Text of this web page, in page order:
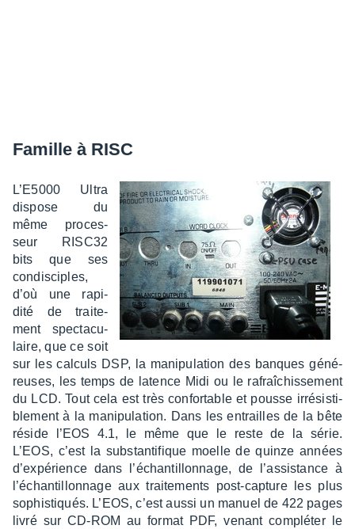
Famille à RISC
L’E5000 Ultra
dispose du
même proces­
seur RISC32
bits que ses
condis­ciples,
d’où une rapi­
dité de trai­te­
ment spec­ta­cu­
laire, que ce soit
sur les calculs DSP, la mani­pu­la­tion des banques géné­
reuses, les temps de latence Midi ou le rafraî­chis­se­ment
du LCD. Tout cela est très confor­table et pousse irré­sis­ti­
ble­ment à la mani­pu­la­tion. Dans les entrailles de la bête
réside l’EOS 4.1, le même que le reste de la série.
L’EOS, c’est la substan­ti­fique moelle de quinze années
d’ex­pé­rience dans l’échan­tillon­nage, de l’as­sis­tance à
l’échan­tillon­nage aux trai­te­ments post-capture les plus
sophis­tiqués. L’EOS, c’est aussi un manuel de 422 pages
livré sur CD-ROM au format PDF, venant complé­ter le